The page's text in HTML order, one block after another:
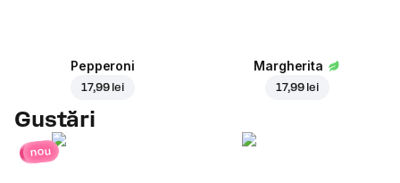
Pepperoni
17,99 lei
Margherita
17,99 lei
Gustări
nou